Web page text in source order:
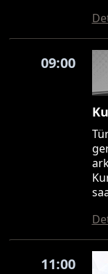
09:00
11:00